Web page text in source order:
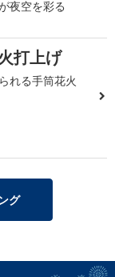
夜空を彩る
打上げ
れる手筒花火
グ